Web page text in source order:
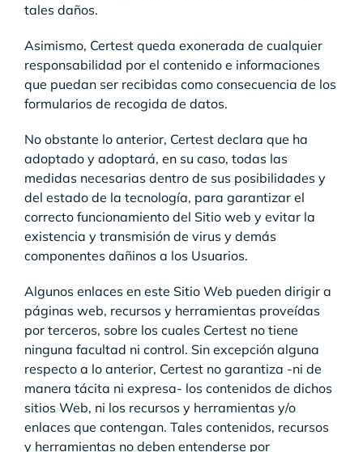
tales daños.
Asimismo, Certest queda exonerada de cualquier
responsabilidad por el contenido e informaciones
que puedan ser recibidas como consecuencia de los
formularios de recogida de datos.
No obstante lo anterior, Certest declara que ha
adoptado y adoptará, en su caso, todas las
medidas necesarias dentro de sus posibilidades y
del estado de la tecnología, para garantizar el
correcto funcionamiento del Sitio web y evitar la
existencia y transmisión de virus y demás
componentes dañinos a los Usuarios.
Algunos enlaces en este Sitio Web pueden dirigir a
páginas web, recursos y herramientas proveídas
por terceros, sobre los cuales Certest no tiene
ninguna facultad ni control. Sin excepción alguna
respecto a lo anterior, Certest no garantiza -ni de
manera tácita ni expresa- los contenidos de dichos
sitios Web, ni los recursos y herramientas y/o
enlaces que contengan. Tales contenidos, recursos
y herramientas no deben entenderse por